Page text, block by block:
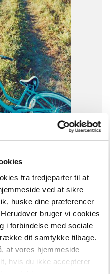
fra tredjeparter til at
ved at sikre
huske dine præferencer
bruger vi cookies
i forbindelse med sociale
dit samtykke tilbage.
at vores hjemmeside
hvis du ikke accepterer